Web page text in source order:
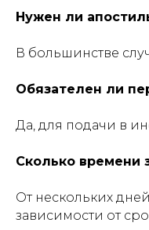
Нужен ли
В большинстве
Обязателен ли
Да, для подачи в
Сколько времени
От нескольких
зависимости от